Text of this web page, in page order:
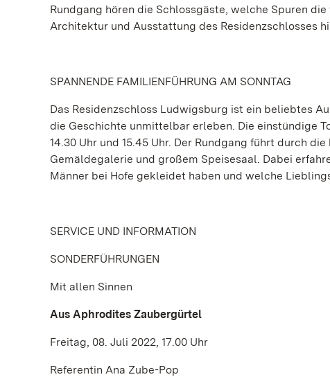
Rundgang hören die Schlossgäste, welche Spuren
Architektur und Ausstattung des Residenzschlosses
SPANNENDE FAMILIENFÜHRUNG AM SONNTAG
Das Residenzschloss Ludwigsburg ist ein beliebtes
die Geschichte unmittelbar erleben. Die einstündige
14.30 Uhr und 15.45 Uhr. Der Rundgang führt durch
Gemäldegalerie und großem Speisesaal. Dabei
Männer bei Hofe gekleidet haben und welche
SERVICE UND INFORMATION
SONDERFÜHRUNGEN
Mit allen Sinnen
Aus Aphrodites Zaubergürtel
Freitag, 08. Juli 2022, 17.00 Uhr
Referentin Ana Zube-Pop